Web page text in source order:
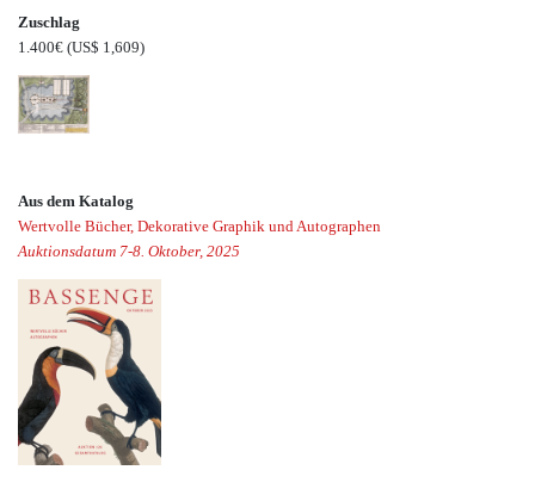
Zuschlag
1.400€ (US$ 1,609)
Aus dem Katalog
Wertvolle Bücher, Dekorative Graphik und Autographen
Auktionsdatum 7-8. Oktober, 2025